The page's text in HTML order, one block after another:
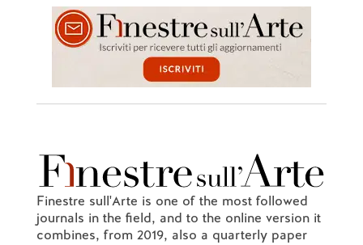
Finestre sull'Arte is one of the most followed
journals in the field, and to the online version it
combines, from 2019, also a quarterly paper